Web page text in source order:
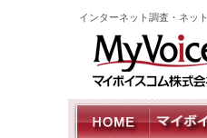
インターネット調査・ネッ